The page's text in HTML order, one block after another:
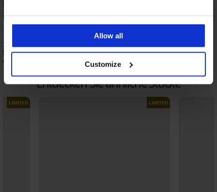
Allow all
Customize
Rabatt -20%
3er-PACK Boxershorts Tommy Hilfiger
Sustainable
46,39 €
Rabatt -30%
3er-PACK
46,89 €66,99 €
Entdecken Sie ähnliche Stücke
LIMITED LIMITED